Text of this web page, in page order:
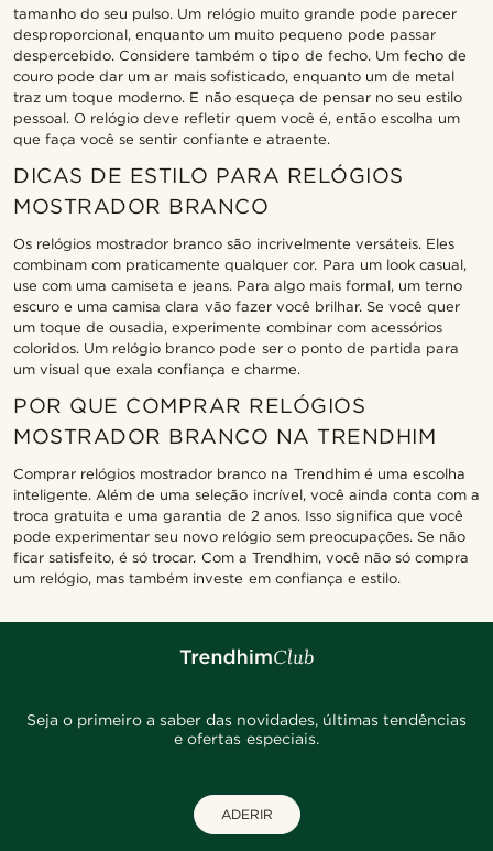
tamanho do seu pulso. Um relógio muito grande pode parecer
desproporcional, enquanto um muito pequeno pode passar
despercebido. Considere também o tipo de fecho. Um fecho de
couro pode dar um ar mais sofisticado, enquanto um de metal
traz um toque moderno. E não esqueça de pensar no seu estilo
pessoal. O relógio deve refletir quem você é, então escolha um
que faça você se sentir confiante e atraente.
DICAS DE ESTILO PARA RELÓGIOS
MOSTRADOR BRANCO
Os relógios mostrador branco são incrivelmente versáteis. Eles
combinam com praticamente qualquer cor. Para um look casual,
use com uma camiseta e jeans. Para algo mais formal, um terno
escuro e uma camisa clara vão fazer você brilhar. Se você quer
um toque de ousadia, experimente combinar com acessórios
coloridos. Um relógio branco pode ser o ponto de partida para
um visual que exala confiança e charme.
POR QUE COMPRAR RELÓGIOS
MOSTRADOR BRANCO NA TRENDHIM
Comprar relógios mostrador branco na Trendhim é uma escolha
inteligente. Além de uma seleção incrível, você ainda conta com a
troca gratuita e uma garantia de 2 anos. Isso significa que você
pode experimentar seu novo relógio sem preocupações. Se não
ficar satisfeito, é só trocar. Com a Trendhim, você não só compra
um relógio, mas também investe em confiança e estilo.
Seja o primeiro a saber das novidades, últimas tendências
e ofertas especiais.
ADERIR